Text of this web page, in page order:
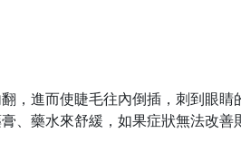
，進而使睫毛往內倒插，刺到眼
、藥水來舒緩，如果症狀無法改